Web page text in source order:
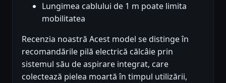
Lungimea cablului de 1 m poate limita
mobilitatea
Recenzia noastră Acest model se distinge în
recomandările pilă electrică călcâie prin
sistemul său de aspirare integrat, care
colectează pielea moartă în timpul utilizării,